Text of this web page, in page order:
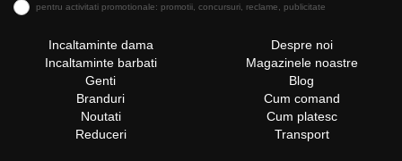
pentru activitati promotionale: promotii, concursuri, reclame, publicitate
Incaltaminte dama
Incaltaminte barbati
Genti
Branduri
Noutati
Reduceri
Despre noi
Magazinele noastre
Blog
Cum comand
Cum platesc
Transport